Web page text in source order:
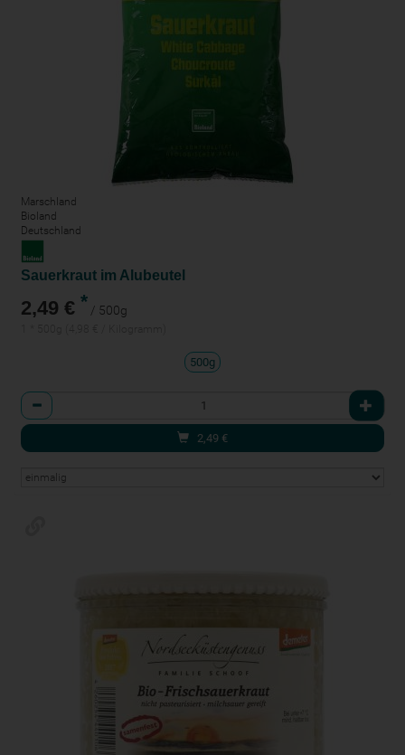
Marschland
Bioland
Deutschland
Sauerkraut im Alubeutel
2,49 € * / 500g
500g
Anzahl
2,49 €